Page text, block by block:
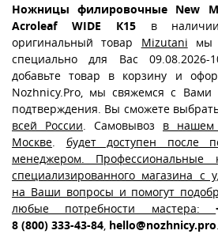
Ножницы филировочные New
Acroleaf WIDE К15в наличии
оригинальный товар Mizutani мы
специально для Вас 09.08.2026-
добавьте товар в корзину и
Nozhnicy.Pro, мы свяжемся с
подтверждения. Вы сможете
всей России . Самовывоз в нашем
Москве
будет доступен после
менеджером. Профессиональные
специализированного магазина с
на Ваши вопросы и помогут
любые потребности мастера:
8 (800) 333-43-84 hello@nozhnicy.pro